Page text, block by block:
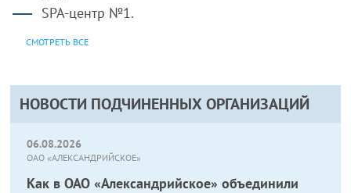
НОВОСТИ ПОДЧИНЕННЫХ ОРГАНИЗАЦИЙ
06.08.2026
ОАО «АЛЕКСАНДРИЙСКОЕ»
Как в ОАО «Александрийское» объединили
SPA-центр №1.
СМОТРЕТЬ ВСЕ